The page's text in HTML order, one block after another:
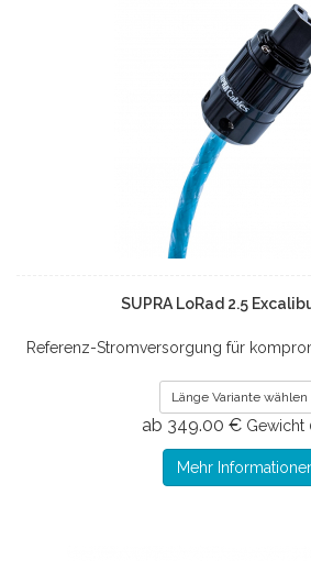
SUPRA LoRad 2.5
Referenz-Stromversorgung für
Länge Variante wählen
ab 349.00 € Gewicht
Mehr